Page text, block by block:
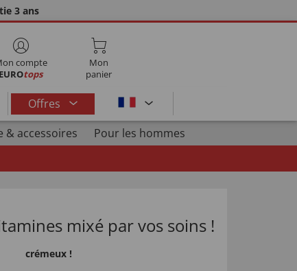
3 ans
compte
EUROtops
Mon
panier
Offres
& accessoires
Pour les hommes
mixé par vos soins !
crémeux !